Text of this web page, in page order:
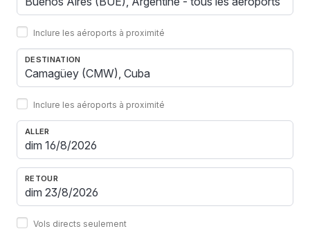
Inclure les aéroports à proximité
DESTINATION
Inclure les aéroports à proximité
ALLER
RETOUR
Vols directs seulement